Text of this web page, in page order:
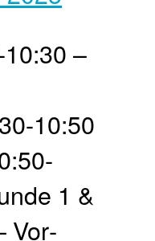
–
10:50
1 &
Vor­